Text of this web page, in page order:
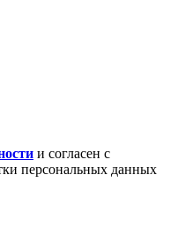
и согласен с
персональных данных